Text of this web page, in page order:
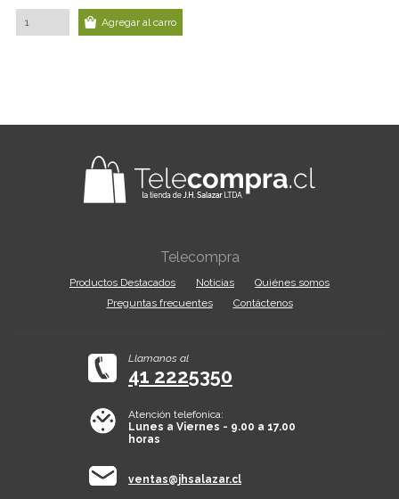
Agregar al carro
Telecompra
Productos Destacados Noticias
Quiénes somos
Preguntas frecuentes
Contáctenos
Llamanos al
41 2225350
Atención telefonica:
Lunes a Viernes - 9.00 a 17.00
horas
ventas@jhsalazar.cl